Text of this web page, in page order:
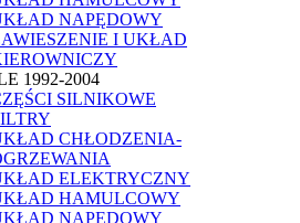
NAPĘDOWY
I UKŁAD
1992-2004
SILNIKOWE
CHŁODZENIA-
ELEKTRYCZNY
HAMULCOWY
NAPĘDOWY